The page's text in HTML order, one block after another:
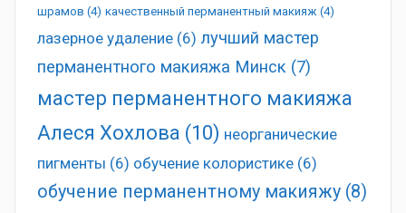
шрамов (4) качественный перманентный макияж (4)
лазерное удаление (6) лучший мастер
перманентного макияжа Минск (7)
мастер перманентного макияжа
Алеся Хохлова (10) неорганические
пигменты (6) обучение колористике (6)
обучение перманентному макияжу (8)